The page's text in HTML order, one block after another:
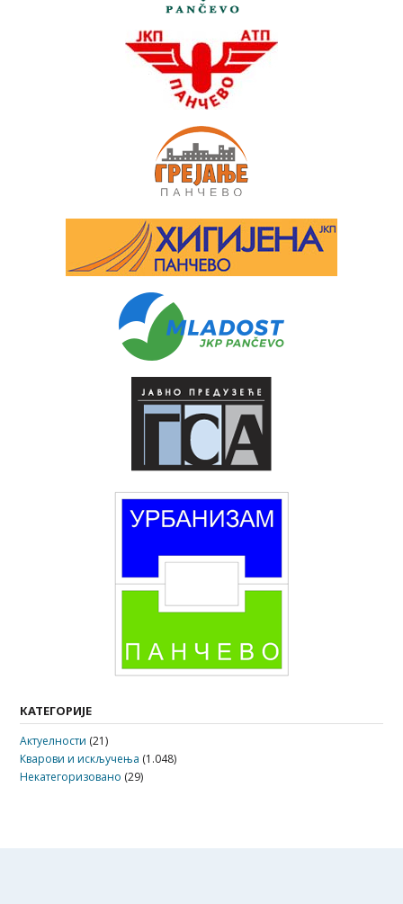
КАТЕГОРИЈЕ
Актуелности (21)
Кварови и искључења (1.048)
Некатегоризовано (29)